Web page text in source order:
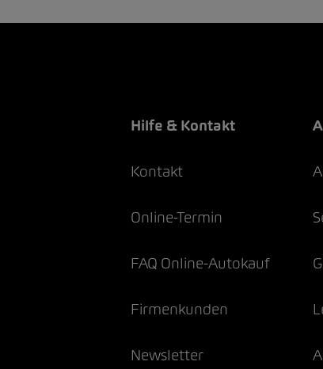
Hilfe & Kontakt
Kontakt
Online-Termin
FAQ Online-Autokauf
Firmenkunden
Newsletter